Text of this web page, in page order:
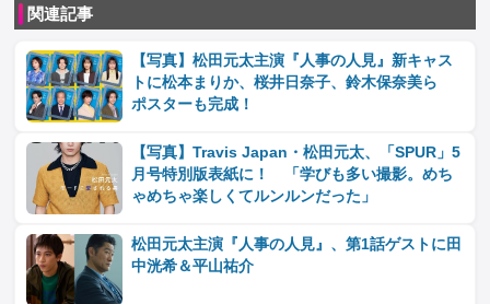
関連記事
【写真】松田元太主演『人事の人見』新キャス
トに松本まりか、桜井日奈子、鈴木保奈美ら
ポスターも完成！
【写真】Travis Japan・松田元太、「SPUR」5
月号特別版表紙に！ 「学びも多い撮影。めち
ゃめちゃ楽しくてルンルンだった」
松田元太主演『人事の人見』、第1話ゲストに田
中洸希＆平山祐介